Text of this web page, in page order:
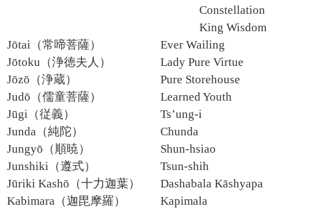
Constellation
King Wisdom
Jōtai（常啼菩薩）
Ever Wailing
Jōtoku（浄徳夫人）
Lady Pure Virtue
Jōzō（浄蔵）
Pure Storehouse
Judō（儒童菩薩）
Learned Youth
Jūgi（従義）
Ts’ung-i
Junda（純陀）
Chunda
Jungyō（順暁）
Shun-hsiao
Junshiki（遵式）
Tsun-shih
Jūriki Kashō（十力迦葉）
Dashabala Kāshyapa
Kabimara（迦毘摩羅）
Kapimala